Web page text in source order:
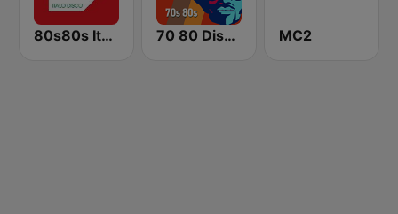
80s80s Italo Disco 70 80 Disco Funk ModernSoul e Boogie MC2